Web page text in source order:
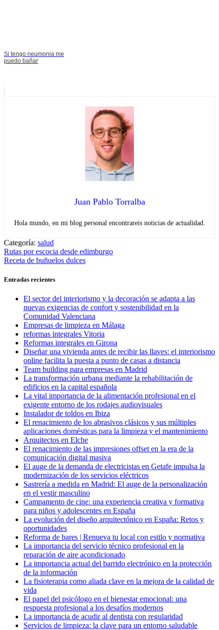
Si tengo neumonia me
puedo bañar
Juan Pablo Torralba
Hola mundo, en mi blog personal encontrareis noticias de actualidad.
Categoría: salud
Navegación
de
entradas
Entrada
anterior:
Rutas por escocia desde edimburgo
Entrada
Receta de buñuelos dulces
Entradas recientes
El sector del interiorismo y la decoración se adapta a las
nuevas exigencias de confort y sostenibilidad en la
Comunidad Valenciana
Empresas de limpieza en Málaga
reformas integrales Vitoria
Reformas integrales en Girona
Diseñar una vivienda antes de recibir las llaves: el interiorismo
online facilita la puesta a punto de casas a distancia
Team building para empresas en Madrid
La transformación urbana mediante la rehabilitación de
edificios en la capital española
La vital importancia de la alimentación profesional en el
exigente entorno de los rodajes audiovisuales
Instalador de toldos en Ibiza
El renacimiento de los abrasivos clásicos y sus múltiples
aplicaciones domésticas para la limpieza y el mantenimiento
Arquitectos en Elche
El renacimiento de las impresiones offset en la era de la
comunicación digital masiva
El auge de la demanda de electricistas en Getafe impulsa la
modernización de los servicios eléctricos
Sastrería a medida en Madrid: El auge de la personalización
en el vestir masculino
Campamento de cine: una experiencia creativa y formativa
para niños y adolescentes en España
La evolución del diseño arquitectónico en España: Retos y
oportunidades
Reforma de bares | Renueva tu local con estilo y normativa
La importancia del servicio técnico profesional en la
reparación de aire acondicionado
La importancia actual del barrido electrónico en la protección
de la información
La fisioterapia como aliada clave en la mejora de la calidad de
vida
El papel del psicólogo en el bienestar emocional: una
respuesta profesional a los desafíos modernos
La importancia de acudir al dentista con regularidad
Servicios de limpieza: la clave para un entorno saludable